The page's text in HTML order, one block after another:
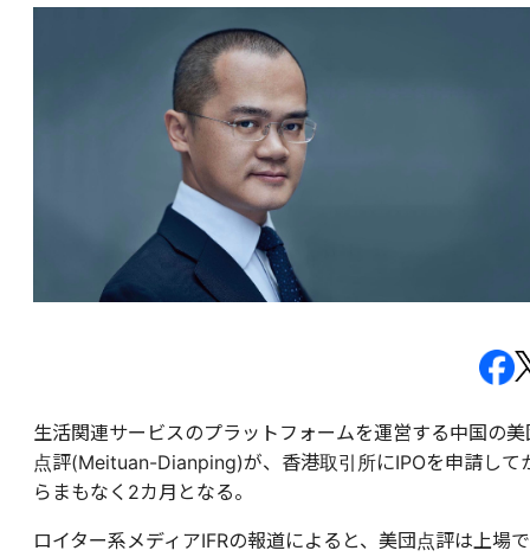
生活関連サービスのプラットフォームを運営する中国の美
点評(Meituan-Dianping)が、香港取引所にIPOを申請して
らまもなく2カ月となる。
ロイター系メディアIFRの報道によると、美団点評は上場で